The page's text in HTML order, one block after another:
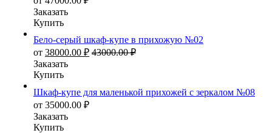
Заказать
Купить
Бело-серый шкаф-купе в прихожую №02
от 38000.00 ₽ 43000.00₽
Заказать
Купить
Шкаф-купе для маленькой прихожей с зеркалом №08
от 35000.00 ₽
Заказать
Купить